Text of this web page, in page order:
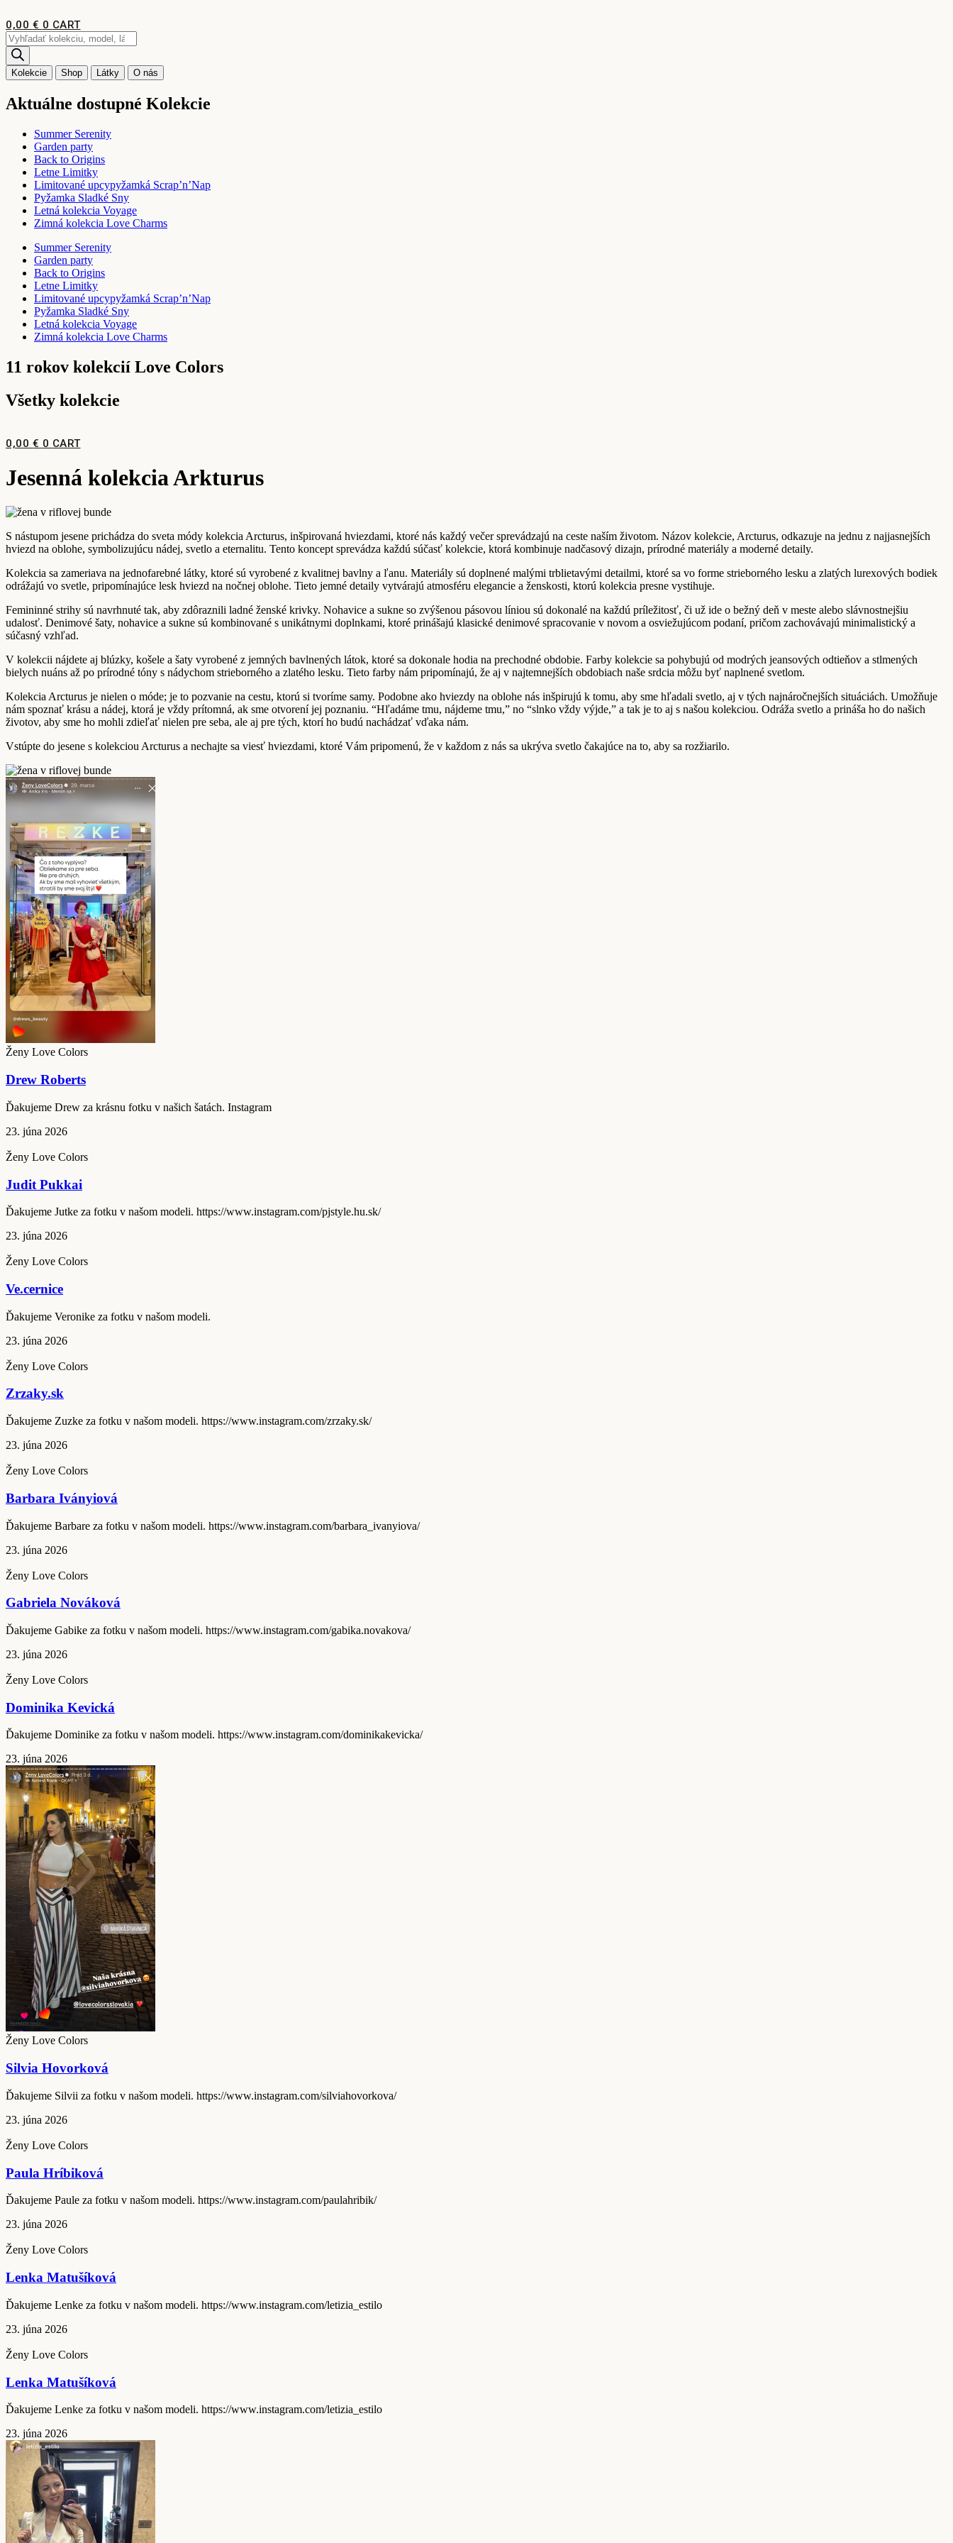
na
obsah
0,00 € 0 CART
Products
search
Kolekcie Shop Látky O nás
Aktuálne dostupné Kolekcie
Summer Serenity
Garden party
Back to Origins
Letne Limitky
Limitované upcypyžamká Scrap’n’Nap
Pyžamka Sladké Sny
Letná kolekcia Voyage
Zimná kolekcia Love Charms
Summer Serenity
Garden party
Back to Origins
Letne Limitky
Limitované upcypyžamká Scrap’n’Nap
Pyžamka Sladké Sny
Letná kolekcia Voyage
Zimná kolekcia Love Charms
11 rokov kolekcií Love Colors
Všetky kolekcie
0,00 € 0 CART
Jesenná kolekcia Arkturus
S nástupom jesene prichádza do sveta módy kolekcia Arcturus, inšpirovaná hviezdami, ktoré nás každý večer sprevádzajú na ceste naším životom. Názov kolekcie, Arcturus, odkazuje na jednu z najjasnejších
hviezd na oblohe, symbolizujúcu nádej, svetlo a eternalitu. Tento koncept sprevádza každú súčasť kolekcie, ktorá kombinuje nadčasový dizajn, prírodné materiály a moderné detaily.
Kolekcia sa zameriava na jednofarebné látky, ktoré sú vyrobené z kvalitnej bavlny a ľanu. Materiály sú doplnené malými trblietavými detailmi, ktoré sa vo forme strieborného lesku a zlatých lurexových bodiek
odrážajú vo svetle, pripomínajúce lesk hviezd na nočnej oblohe. Tieto jemné detaily vytvárajú atmosféru elegancie a ženskosti, ktorú kolekcia presne vystihuje.
Femininné strihy sú navrhnuté tak, aby zdôraznili ladné ženské krivky. Nohavice a sukne so zvýšenou pásovou líniou sú dokonalé na každú príležitosť, či už ide o bežný deň v meste alebo slávnostnejšiu
udalosť. Denimové šaty, nohavice a sukne sú kombinované s unikátnymi doplnkami, ktoré prinášajú klasické denimové spracovanie v novom a osviežujúcom podaní, pričom zachovávajú minimalistický a
súčasný vzhľad.
V kolekcii nájdete aj blúzky, košele a šaty vyrobené z jemných bavlnených látok, ktoré sa dokonale hodia na prechodné obdobie. Farby kolekcie sa pohybujú od modrých jeansových odtieňov a stlmených
bielych nuáns až po prírodné tóny s nádychom strieborného a zlatého lesku. Tieto farby nám pripomínajú, že aj v najtemnejších obdobiach naše srdcia môžu byť naplnené svetlom.
Kolekcia Arcturus je nielen o móde; je to pozvanie na cestu, ktorú si tvoríme samy. Podobne ako hviezdy na oblohe nás inšpirujú k tomu, aby sme hľadali svetlo, aj v tých najnáročnejších situáciách. Umožňuje
nám spoznať krásu a nádej, ktorá je vždy prítomná, ak sme otvorení jej poznaniu. “Hľadáme tmu, nájdeme tmu,” no “slnko vždy výjde,” a tak je to aj s našou kolekciou. Odráža svetlo a prináša ho do našich
životov, aby sme ho mohli zdieľať nielen pre seba, ale aj pre tých, ktorí ho budú nachádzať vďaka nám.
Vstúpte do jesene s kolekciou Arcturus a nechajte sa viesť hviezdami, ktoré Vám pripomenú, že v každom z nás sa ukrýva svetlo čakajúce na to, aby sa rozžiarilo.
Ženy Love Colors
Drew Roberts
Ďakujeme Drew za krásnu fotku v našich šatách. Instagram
23. júna 2026
Ženy Love Colors
Judit Pukkai
Ďakujeme Jutke za fotku v našom modeli. https://www.instagram.com/pjstyle.hu.sk/
23. júna 2026
Ženy Love Colors
Ve.cernice
Ďakujeme Veronike za fotku v našom modeli.
23. júna 2026
Ženy Love Colors
Zrzaky.sk
Ďakujeme Zuzke za fotku v našom modeli. https://www.instagram.com/zrzaky.sk/
23. júna 2026
Ženy Love Colors
Barbara Iványiová
Ďakujeme Barbare za fotku v našom modeli. https://www.instagram.com/barbara_ivanyiova/
23. júna 2026
Ženy Love Colors
Gabriela Nováková
Ďakujeme Gabike za fotku v našom modeli. https://www.instagram.com/gabika.novakova/
23. júna 2026
Ženy Love Colors
Dominika Kevická
Ďakujeme Dominike za fotku v našom modeli. https://www.instagram.com/dominikakevicka/
23. júna 2026
Ženy Love Colors
Silvia Hovorková
Ďakujeme Silvii za fotku v našom modeli. https://www.instagram.com/silviahovorkova/
23. júna 2026
Ženy Love Colors
Paula Hríbiková
Ďakujeme Paule za fotku v našom modeli. https://www.instagram.com/paulahribik/
23. júna 2026
Ženy Love Colors
Lenka Matušíková
Ďakujeme Lenke za fotku v našom modeli. https://www.instagram.com/letizia_estilo
23. júna 2026
Ženy Love Colors
Lenka Matušíková
Ďakujeme Lenke za fotku v našom modeli. https://www.instagram.com/letizia_estilo
23. júna 2026